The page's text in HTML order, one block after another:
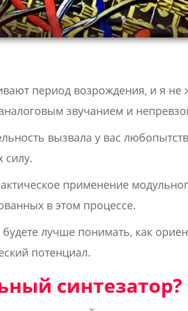
период возрождения, и я
звучанием и
вызвала у вас
силу.
применение
в этом процессе.
лучше понимать, как
потенциал.
синтезатор?